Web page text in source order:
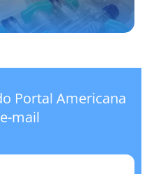
Portal Americana
mail